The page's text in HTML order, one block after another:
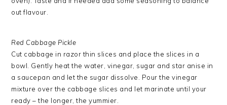
out flavour.
Red Cabbage Pickle
Cut cabbage in razor thin slices and place the slices in a
bowl. Gently heat the water, vinegar, sugar and star anise in
a saucepan and let the sugar dissolve. Pour the vinegar
mixture over the cabbage slices and let marinate until your
ready – the longer, the yummier.